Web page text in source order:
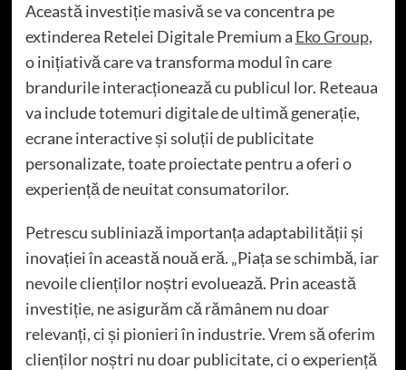
Această investiție masivă se va concentra pe
extinderea Retelei Digitale Premium a Eko Group,
o inițiativă care va transforma modul în care
brandurile interacționează cu publicul lor. Reteaua
va include totemuri digitale de ultimă generație,
ecrane interactive și soluții de publicitate
personalizate, toate proiectate pentru a oferi o
experiență de neuitat consumatorilor.
Petrescu subliniază importanța adaptabilității și
inovației în această nouă eră. „Piața se schimbă, iar
nevoile clienților noștri evoluează. Prin această
investiție, ne asigurăm că rămânem nu doar
relevanți, ci și pionieri în industrie. Vrem să oferim
clienților noștri nu doar publicitate, ci o experiență